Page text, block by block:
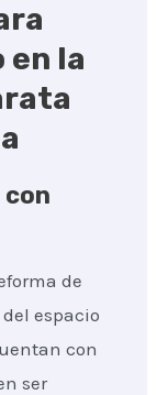
en la
con
de
espacio
con
ser